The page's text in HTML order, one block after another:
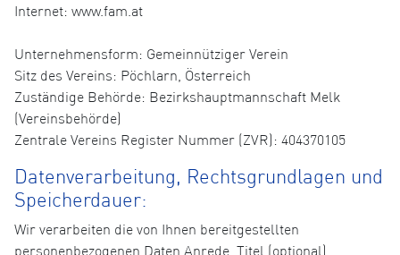
Internet: www.fam.at
Unternehmensform: Gemeinnütziger Verein
Sitz des Vereins: Pöchlarn, Österreich
Zuständige Behörde: Bezirkshauptmannschaft Melk
(Vereinsbehörde)
Zentrale Vereins Register Nummer (ZVR): 404370105
Datenverarbeitung, Rechtsgrundlagen und
Speicherdauer:
Wir verarbeiten die von Ihnen bereitgestellten
personenbezogenen Daten Anrede, Titel (optional),